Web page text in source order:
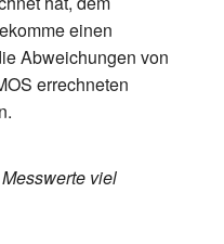
einen
Abweichungen von
errechneten
viel